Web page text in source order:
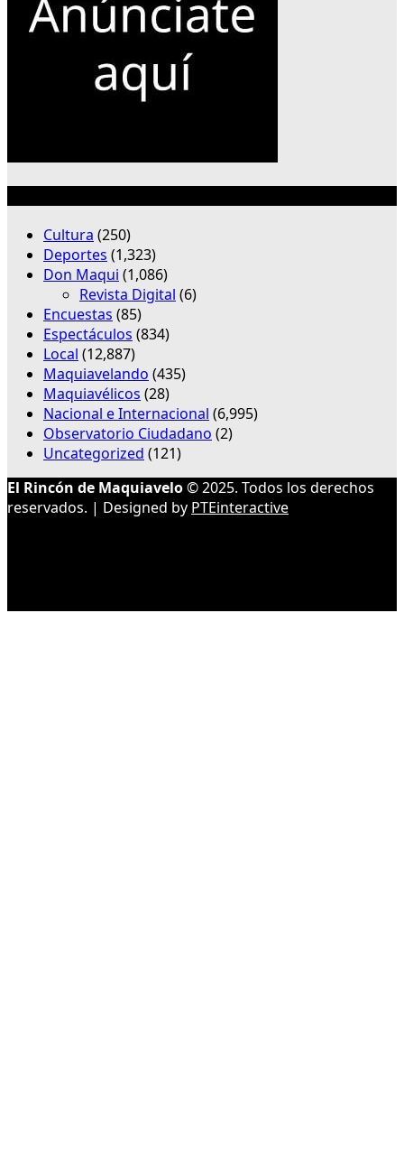
Cultura (250)
Deportes (1,323)
Don Maqui (1,086)
Revista Digital (6)
Encuestas (85)
Espectáculos (834)
Local (12,887)
Maquiavelando (435)
Maquiavélicos (28)
Nacional e Internacional (6,995)
Observatorio Ciudadano (2)
Uncategorized (121)
El Rincón de Maquiavelo© 2025. Todos los derechos
reservados. | Designed by PTEinteractive